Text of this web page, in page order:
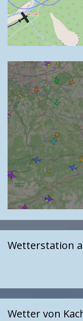
Wetterstation
Wetter von